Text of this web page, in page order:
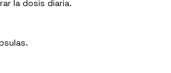
la dosis diaria.